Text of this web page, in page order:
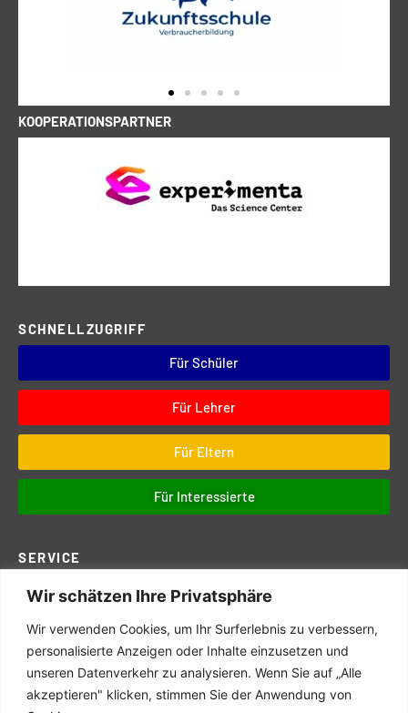
Wir schätzen Ihre Privatsphäre
Wir verwenden Cookies, um Ihr Surferlebnis zu verbessern,
personalisierte Anzeigen oder Inhalte einzusetzen und
unseren Datenverkehr zu analysieren. Wenn Sie auf „Alle
akzeptieren" klicken, stimmen Sie der Anwendung von
KOOPERATIONSPARTNER
SCHNELLZUGRIFF
Für Schüler
Für Lehrer
Für Eltern
Für Interessierte
SERVICE
Downloads
Digitales
Prüfungen
Schul- und Hausordnung
Terminkalender